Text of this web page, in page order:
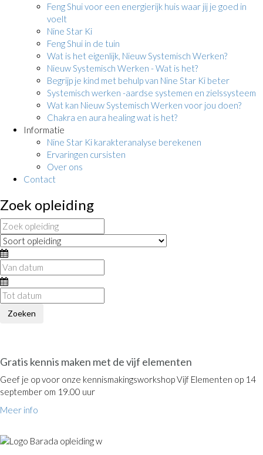
Feng Shui voor een energierijk huis waar jij je goed in
voelt
Nine Star Ki
Feng Shui in de tuin
Wat is het eigenlijk, Nieuw Systemisch Werken?
Nieuw Systemisch Werken - Wat is het?
Begrijp je kind met behulp van Nine Star Ki beter
Systemisch werken -aardse systemen en zielssysteem
Wat kan Nieuw Systemisch Werken voor jou doen?
Chakra en aura healing wat is het?
Informatie
Nine Star Ki karakteranalyse berekenen
Ervaringen cursisten
Over ons
Contact
Zoek opleiding
Gratis kennis maken met de vijf elementen
Geef je op voor onze kennismakingsworkshop Vijf Elementen op 14
september om 19.00 uur
Meer info